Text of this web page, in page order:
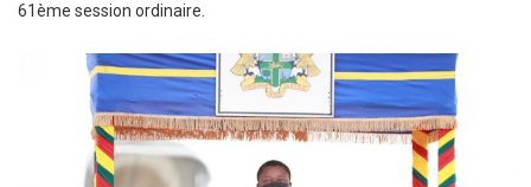
61ème session ordinaire.